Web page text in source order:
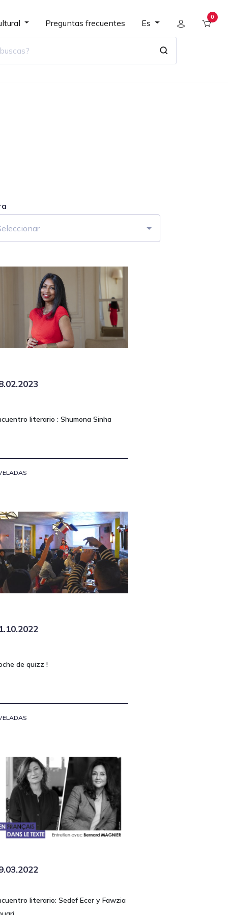
Preguntas frecuentes Es
0
literario : Shumona Sinha
de quizz !
literario: Sedef Ecer y Fawzia